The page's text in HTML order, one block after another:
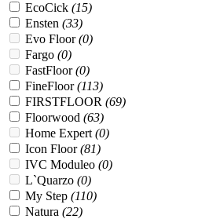
EcoCick (15)
Ensten (33)
Evo Floor(0)
Fargo (0)
FastFloor(0)
FineFloor(113)
FIRSTFLOOR (69)
Floorwood (63)
Home Expert (0)
Icon Floor(81)
IVC Moduleo (0)
L`Quarzo (0)
My Step (110)
Natura (22)